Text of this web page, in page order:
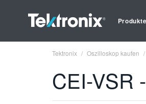
Produkte
Tektronix Oszilloskop kaufen
CEI-VSR